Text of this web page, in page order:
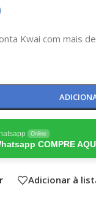
Kwai com mais
Online
COMPRE
Adicionar à